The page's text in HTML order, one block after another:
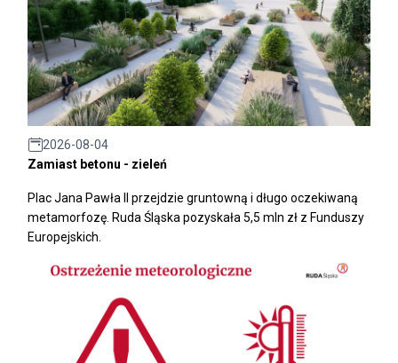
2026-08-04
Zamiast betonu - zieleń
Plac Jana Pawła II przejdzie gruntowną i długo oczekiwaną
metamorfozę. Ruda Śląska pozyskała 5,5 mln zł z Funduszy
Europejskich.